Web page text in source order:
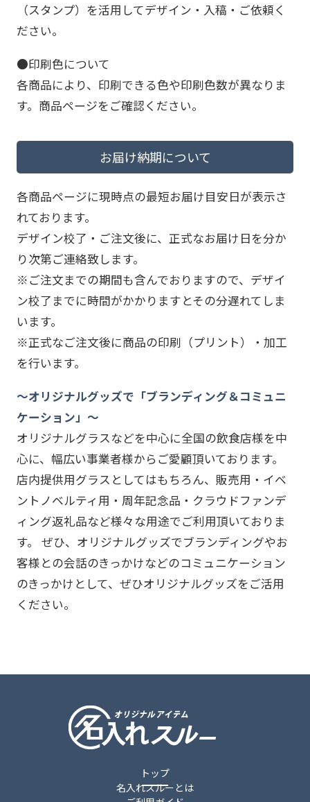
（スタンプ）を活用してデザイン・入稿・ご依頼く
ださい。
●印刷色について
各商品により、印刷できる色や印刷色数が異なりま
す。商品ページをご確認ください。
お届け納期について
各商品ページに現時点の最短お届け目安日が表示さ
れております。
デザイン校了・ご注文後に、正式なお届け日を分か
り次第ご連絡致します。
※ご注文までの期間も含んでおりますので、デザイ
ン校了までに時間がかかりますとその分遅れてしま
います。
※正式なご注文後に商品の印刷（プリント）・加工
を行います。
～オリジナルグッズで「ブランディング＆コミュニ
ケーション」～
オリジナルグラスなどを中心に全国の飲食店様を中
心に、幅広い事業者様からご愛顧頂いております。
店内提供用グラスとしてはもちろん、販売用・イベ
ントノベルティ用・周年記念品・クラウドファンデ
ィング返礼品など様々な用途でご利用頂いておりま
す。 ぜひ、オリジナルグッズでブランディングやお
客様との会話のきっかけなどのコミュニケーション
のきっかけとして、ぜひオリジナルグッズをご活用
ください。
トップ
名入れスルーとは